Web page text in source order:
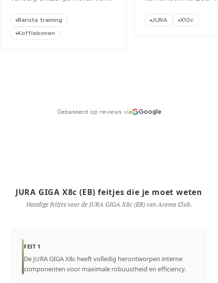
cursus.”
Barista training
Koffiebonen
JURA X10c
Gebaseerd op reviews via Google
JURA GIGA X8c (EB) feitjes die je moet weten
Handige feitjes voor de JURA GIGA X8c (EB) van Aroma Club.
FEIT 1
De JURA GIGA X8c heeft volledig herontworpen interne
componenten voor maximale robuustheid en efficiency.